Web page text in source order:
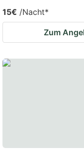
15€ /Nacht*
Zum